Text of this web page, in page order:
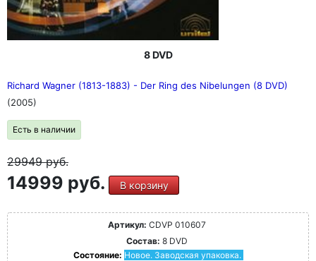
8 DVD
Richard Wagner (1813-1883) - Der Ring des Nibelungen (8 DVD)
(2005)
Есть в наличии
29949руб.
14999 руб. В корзину
Артикул: CDVP 010607
Состав: 8 DVD
Состояние: Новое. Заводская упаковка.